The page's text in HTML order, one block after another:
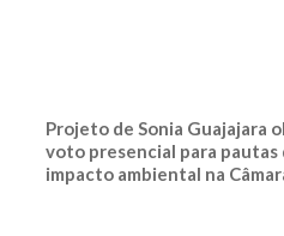
Projeto de Sonia Guajajara
voto presencial para pautas
impacto ambiental na